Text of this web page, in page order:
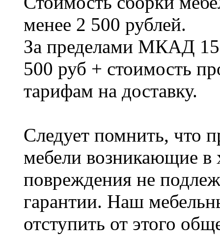
менее 2 500 рублей.
За пределами МКАД
500 руб + стоимость
тарифам на доставку.
Следует помнить, что
мебели возникающие в
повреждения не
гарантии. Наш
отступить от этого